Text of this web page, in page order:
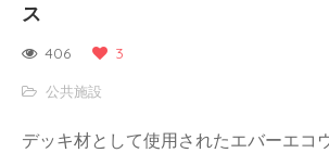
ス
406 3
公共施設